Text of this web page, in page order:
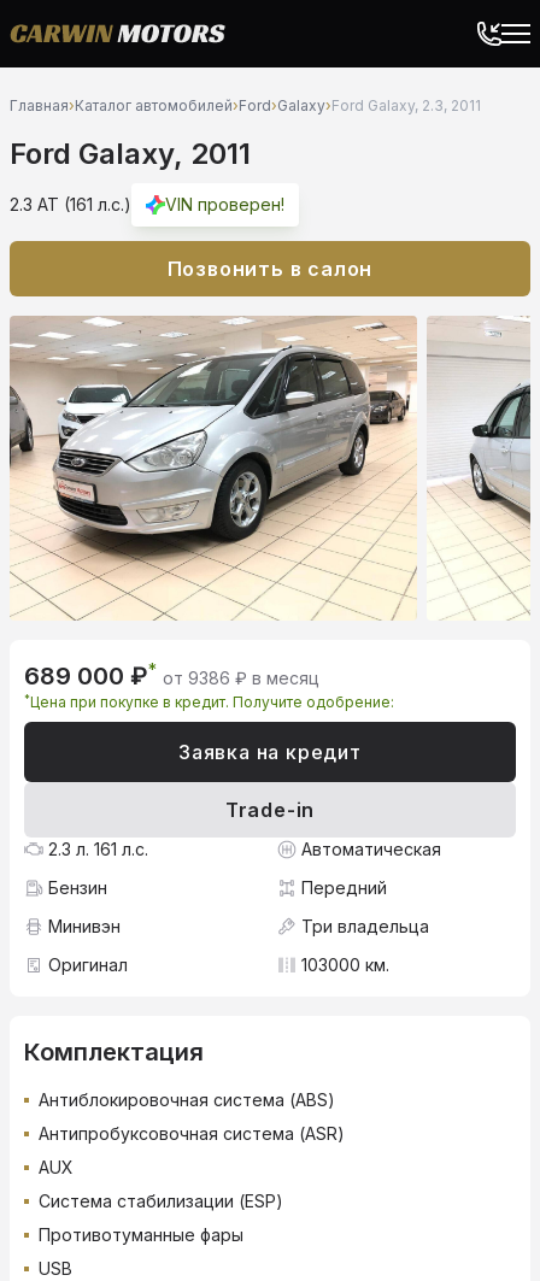
Главная›Каталог автомобилей›Ford›Galaxy›Ford Galaxy, 2.3, 2011
Ford Galaxy, 2011
2.3 AT (161 л.с.) VIN проверен!
Позвонить в салон
689 000 ₽* от 9386 ₽ в месяц
*Цена при покупке в кредит. Получите одобрение:
Заявка на кредит
Trade-in
2.3 л. 161 л.с.
Автоматическая
Бензин
Передний
Минивэн
Три владельца
Оригинал
103000 км.
Комплектация
Антиблокировочная система (ABS)
Антипробуксовочная система (ASR)
AUX
Система стабилизации (ESP)
Противотуманные фары
USB